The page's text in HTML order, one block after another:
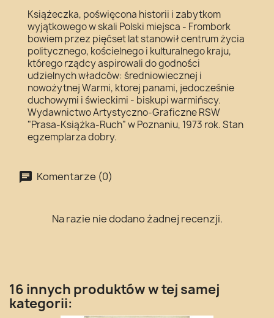
Książeczka, poświęcona historii i zabytkom
wyjątkowego w skali Polski miejsca - Frombork
bowiem przez pięćset lat stanowił centrum życia
politycznego, kościelnego i kulturalnego kraju,
którego rządcy aspirowali do godności
udzielnych władców: średniowiecznej i
nowożytnej Warmi, ktorej panami, jedocześnie
duchowymi i świeckimi - biskupi warmińscy.
Wydawnictwo Artystyczno-Graficzne RSW
"Prasa-Książka-Ruch" w Poznaniu, 1973 rok. Stan
egzemplarza dobry.
Komentarze (0)
Na razie nie dodano żadnej recenzji.
16 innych produktów w tej samej
kategorii: